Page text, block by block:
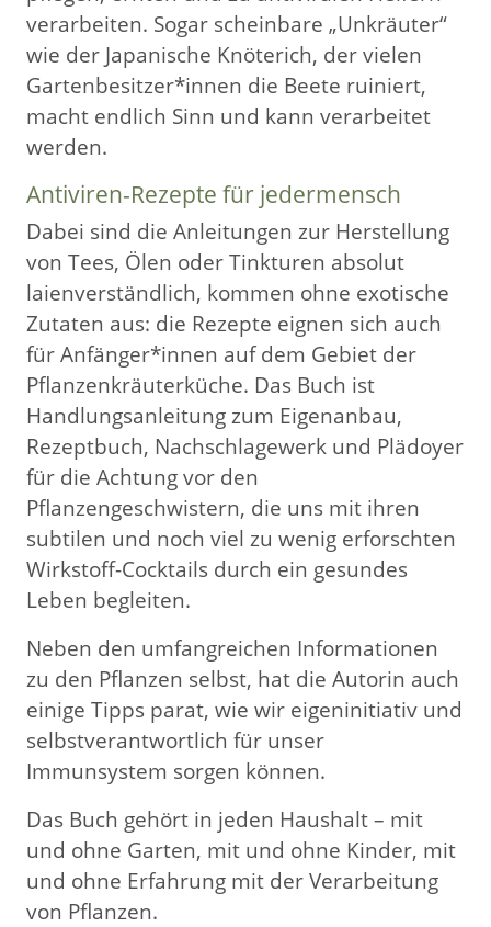
verarbeiten. Sogar scheinbare „Unkräuter“
wie der Japanische Knöterich, der vielen
Gartenbesitzer*innen die Beete ruiniert,
macht endlich Sinn und kann verarbeitet
werden.
Antiviren-Rezepte für jedermensch
Dabei sind die Anleitungen zur Herstellung
von Tees, Ölen oder Tinkturen absolut
laienverständlich, kommen ohne exotische
Zutaten aus: die Rezepte eignen sich auch
für Anfänger*innen auf dem Gebiet der
Pflanzenkräuterküche. Das Buch ist
Handlungsanleitung zum Eigenanbau,
Rezeptbuch, Nachschlagewerk und Plädoyer
für die Achtung vor den
Pflanzengeschwistern, die uns mit ihren
subtilen und noch viel zu wenig erforschten
Wirkstoff-Cocktails durch ein gesundes
Leben begleiten.
Neben den umfangreichen Informationen
zu den Pflanzen selbst, hat die Autorin auch
einige Tipps parat, wie wir eigeninitiativ und
selbstverantwortlich für unser
Immunsystem sorgen können.
Das Buch gehört in jeden Haushalt – mit
und ohne Garten, mit und ohne Kinder, mit
und ohne Erfahrung mit der Verarbeitung
von Pflanzen.